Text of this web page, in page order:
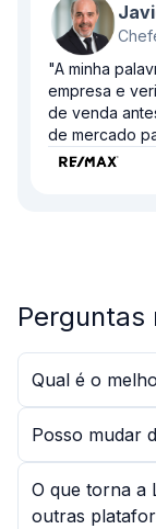
"A minha
empresa e
de venda
de mercado
Perguntas
Qual é o
Posso mudar
O que torna a
outras